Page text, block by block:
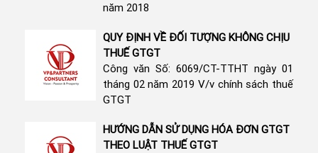
năm 2018
QUY ĐỊNH VỀ ĐỐI TƯỢNG KHÔNG CHỊU
THUẾ GTGT
Công văn Số: 6069/CT-TTHT ngày 01
tháng 02 năm 2019 V/v chính sách thuế
GTGT
HƯỚNG DẪN SỬ DỤNG HÓA ĐƠN GTGT
THEO LUẬT THUẾ GTGT